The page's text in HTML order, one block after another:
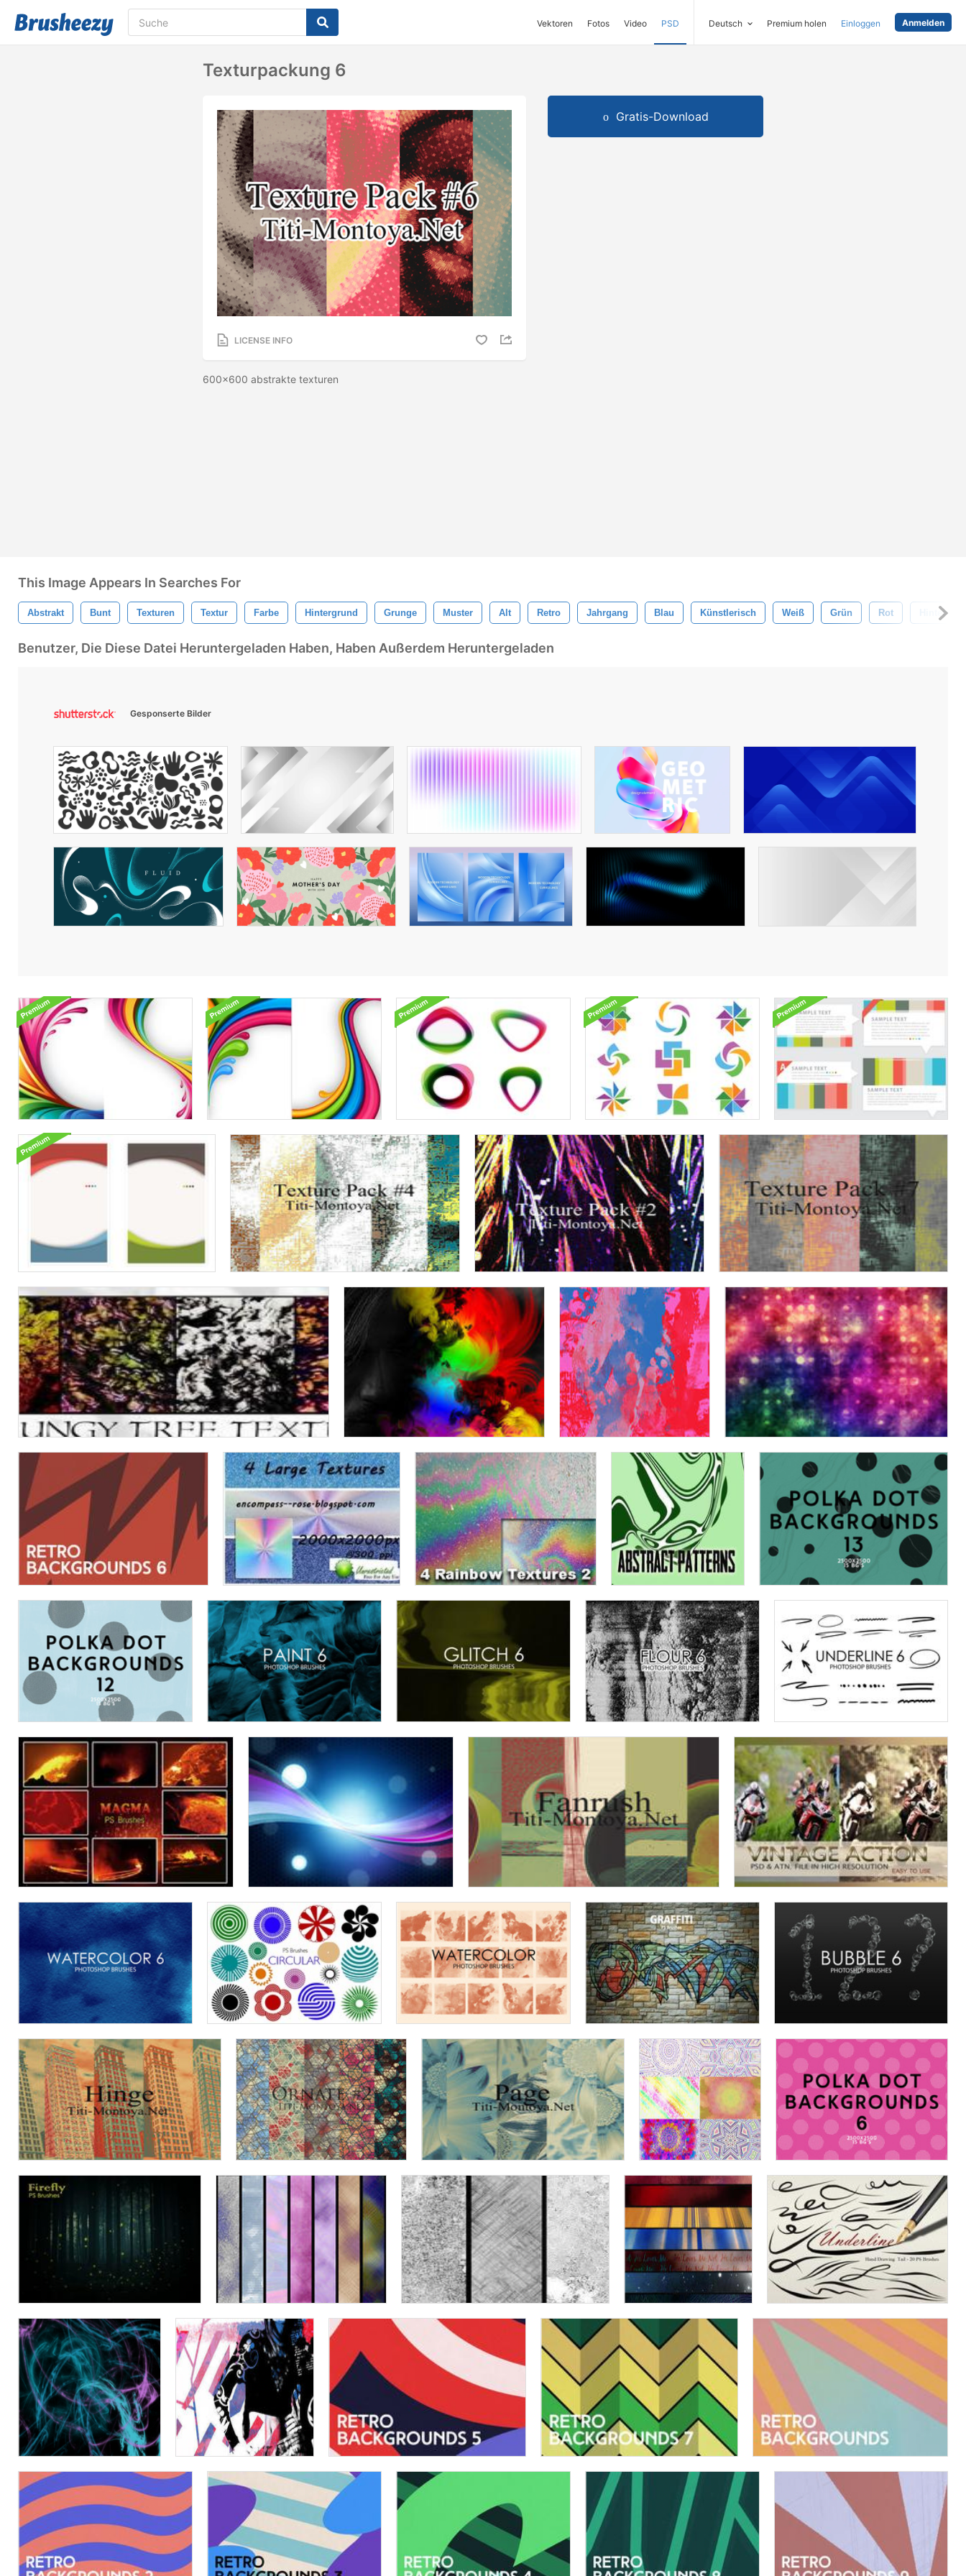
Vektoren Fotos Video PSD Deutsch Premium holen Einloggen Anmelden
Texturpackung 6
LICENSE INFO
600x600 abstrakte texturen
Gratis-Download
This Image Appears In Searches For
Abstrakt Bunt Texturen Textur Farbe Hintergrund Grunge Muster Alt Retro Jahrgang Blau Künstlerisch Weiß Grün Rot
Benutzer, Die Diese Datei Heruntergeladen Haben, Haben Außerdem Heruntergeladen
Gesponserte Bilder